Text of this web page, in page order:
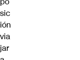
sic
ión
via
jar